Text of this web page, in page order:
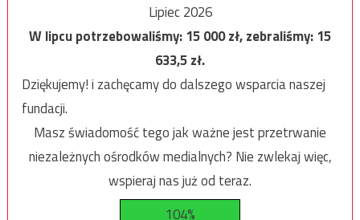
Lipiec 2026
W lipcu potrzebowaliśmy:15 000zł, zebraliśmy:15
633,5zł.
Dziękujemy! i zachęcamy do dalszego wsparcia naszej
fundacji.
Masz świadomość tego jak ważne jest przetrwanie
niezależnych ośrodków medialnych? Nie zwlekaj więc,
wspieraj nas już od teraz.
104%